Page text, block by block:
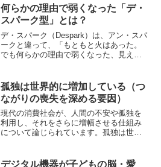
個人の問題だと思われている苦しみが、
実は文化そのものの反映で...
何らかの理由で弱くなった「デ・
スパーク型」とは？
デ・スパーク（Despark）は、アン・スパ
ークと違って、「もともと火はあった。
でも何らかの理由で弱くなった、見えな
や、長期間のストレス・トラウマがある
ことが多いです。デ...
孤独は世界的に増加している（つ
ながりの喪失を深める要因）
現代の消費社会が、人間の不安や孤独を
利用し、それをさらに増幅させる仕組み
について論じられています。孤独は世界
では、1980年代には約20％だった「孤独
デジタル機器が子どもの脳・愛